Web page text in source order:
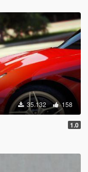
35.132 158
1.0